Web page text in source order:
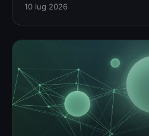
10 lug 2026